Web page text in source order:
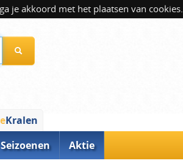
je akkoord met het plaatsen van cookies.
Kralen
Seizoenen Aktie